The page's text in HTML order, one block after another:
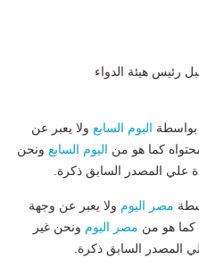
رئيس هيئة الدواء
بواسطة اليوم السابع ولا يعبر عن
كما هو من اليوم السابع ونحن
علي المصدر السابق ذكرة.
مصر اليوم ولا يعبر عن وجهة
كما هو من مصر اليوم ونحن غير
المصدر السابق ذكرة.